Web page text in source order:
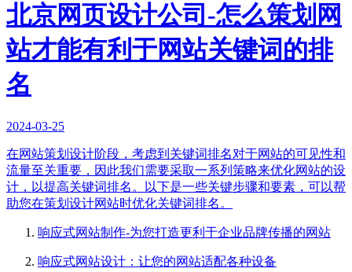
北京网页设计公司-怎么策划网
站才能有利于网站关键词的排
名
2024-03-25
在网站策划设计阶段，考虑到关键词排名对于网站的可见性和
流量至关重要，因此我们需要采取一系列策略来优化网站的设
计，以提高关键词排名。以下是一些关键步骤和要素，可以帮
助您在策划设计网站时优化关键词排名。
响应式网站制作-为您打造更利于企业品牌传播的网站
响应式网站设计：让您的网站适配各种设备